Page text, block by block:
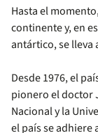
Hasta el
continente y, en
antártico, se lleva
Desde 1976, el
pionero el doctor
Nacional y la
el país se adhiere